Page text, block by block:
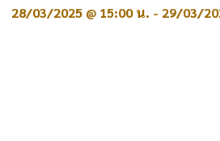
28/03/2025 @ 15:00 น. - 29/03/